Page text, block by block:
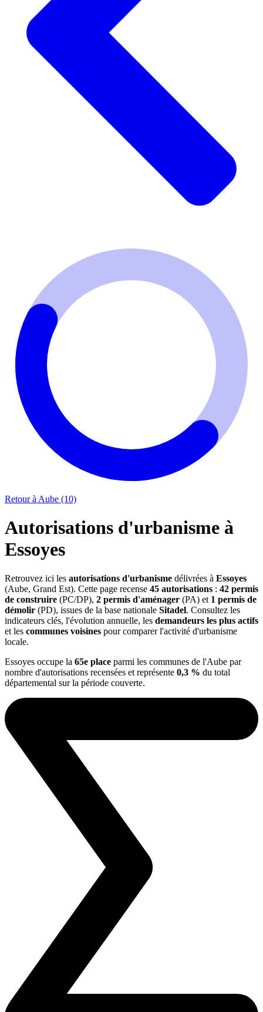
Retour à Aube (10)
Autorisations d'urbanisme à
Essoyes
Retrouvez ici les autorisations d'urbanisme délivrées à Essoyes
(Aube, Grand Est). Cette page recense 45 autorisations : 42 permis
de construire (PC/DP), 2 permis d'aménager (PA) et 1 permis de
démolir (PD), issues de la base nationale Sitadel. Consultez les
indicateurs clés, l'évolution annuelle, les demandeurs les plus actifs
et les communes voisines pour comparer l'activité d'urbanisme
locale.
Essoyes occupe la 65e place parmi les communes de l'Aube par
nombre d'autorisations recensées et représente 0,3 % du total
départemental sur la période couverte.